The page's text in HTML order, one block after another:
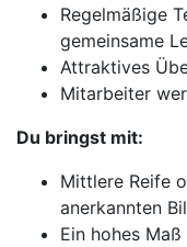
Regelmäßige
gemeinsame
Attraktives
Mitarbeiter
Du bringst mit:
Mittlere Reife
anerkannten
Ein hohes